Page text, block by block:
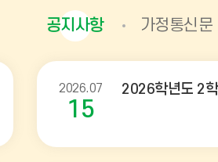
공지사항 가정통신문
2026.07
15